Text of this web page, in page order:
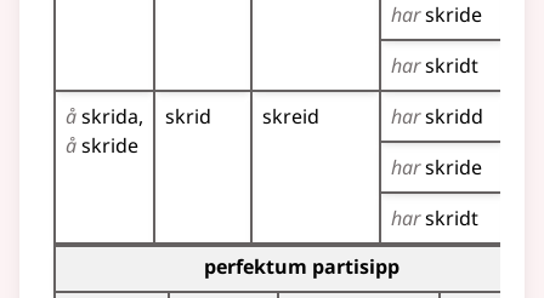
harskride
harskridt
åskrida
åskride
skrid skreid harskridd
harskride
harskridt
Bøyningstabell for dette verbet (partisippformer)
perfektum partisipp